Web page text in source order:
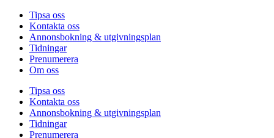
Tipsa oss
Kontakta oss
Annonsbokning & utgivningsplan
Tidningar
Prenumerera
Om oss
Tipsa oss
Kontakta oss
Annonsbokning & utgivningsplan
Tidningar
Prenumerera